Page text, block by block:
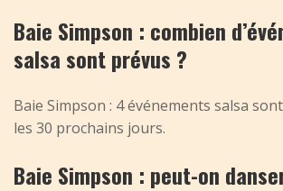
Baie Simpson : combien
salsa sont prévus ?
Baie Simpson : 4 événements salsa
les 30 prochains jours.
Baie Simpson : peut-on